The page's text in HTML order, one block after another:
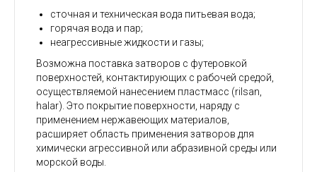
сточная и техническая вода питьевая вода;
горячая вода и пар;
неагрессивные жидкости и газы;
Возможна поставка затворов с футеровкой
поверхностей, контактирующих с рабочей средой,
осуществляемой нанесением пластмасс (rilsan,
halar). Это покрытие поверхности, наряду с
применением нержавеющих материалов,
расширяет область применения затворов для
химически агрессивной или абразивной среды или
морской воды.